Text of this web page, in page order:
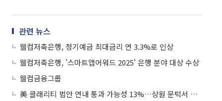
관련 뉴스
웰컴저축은행, 정기예금 최대금리 연 3.3%로 인상
웰컴저축은행, '스마트앱어워드 2025' 은행 분야 대상 수상
웰컴금융그룹
美 클래리티 법안 연내 통과 가능성 13%…상원 문턱서 제동